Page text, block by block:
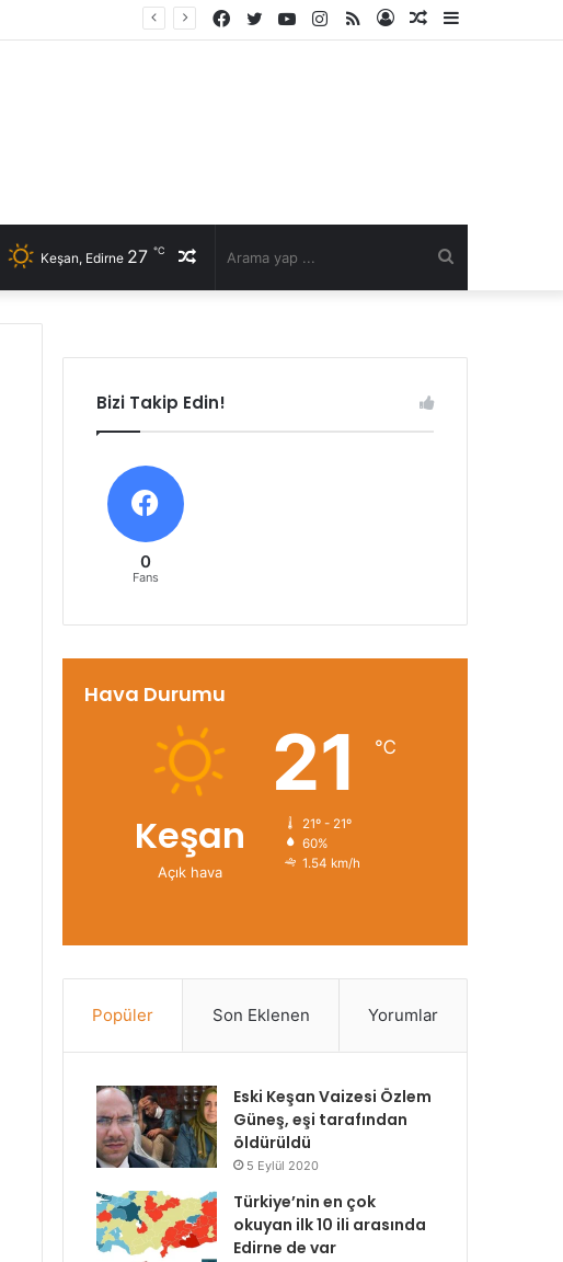
Kenar
Rastgele
Kayıt
RSS
Instagram
YouTube
Twitter
Facebook
Rastgele
Keşan, Edirne 27 ℃
Bizi Takip Edin!
0
Fans
Hava Durumu
Keşan
Açık hava
21 ℃
21º - 21º
60%
1.54 km/h
Popüler Son Eklenen Yorumlar
Eski Keşan Vaizesi Özlem
Güneş, eşi tarafından
öldürüldü
5 Eylül 2020
Türkiye’nin en çok
okuyan ilk 10 ili arasında
Edirne de var